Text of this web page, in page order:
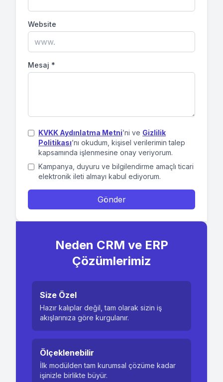
Website
Mesaj *
KVKK Aydınlatma Metni’ni ve Gizlilik
Politikası’nı okudum, kişisel verilerimin talep
kapsamında işlenmesine onay veriyorum.
Kampanya, duyuru ve bilgilendirme amaçlı ticari
elektronik ileti almayı kabul ediyorum.
Gönder
Neden CRM ve ERP
Çözümlerimiz
Size Özel
Hazır kalıplar değil, tam olarak sizin iş
akışlarınıza göre kurgulanır.
Ölçeklenebilir
İlk modülden tam kurumsal çözüme kadar
işinizle birlikte büyür.